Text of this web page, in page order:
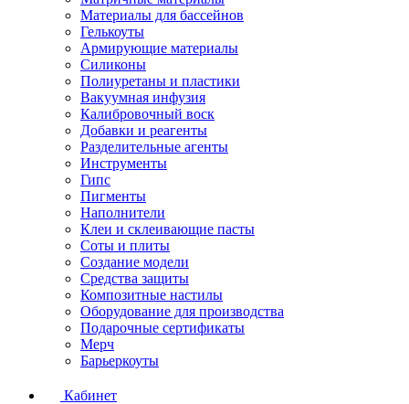
Материалы для бассейнов
Гелькоуты
Армирующие материалы
Силиконы
Полиуретаны и пластики
Вакуумная инфузия
Калибровочный воск
Добавки и реагенты
Разделительные агенты
Инструменты
Гипс
Пигменты
Наполнители
Клеи и склеивающие пасты
Соты и плиты
Создание модели
Средства защиты
Композитные настилы
Оборудование для производства
Подарочные сертификаты
Мерч
Барьеркоуты
Кабинет